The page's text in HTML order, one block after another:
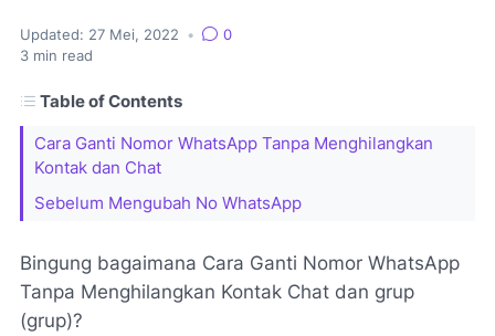
Updated: 27 Mei, 2022 •
0
3 min read
Table of Contents
Cara Ganti Nomor WhatsApp Tanpa Menghilangkan
Kontak dan Chat
Sebelum Mengubah No WhatsApp
Bingung bagaimana Cara Ganti Nomor WhatsApp
Tanpa Menghilangkan Kontak Chat dan grup
(grup)?